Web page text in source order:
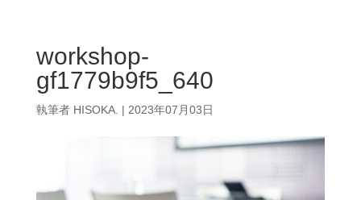
workshop-
gf1779b9f5_640
執筆者 HISOKA. | 2023年07月03日